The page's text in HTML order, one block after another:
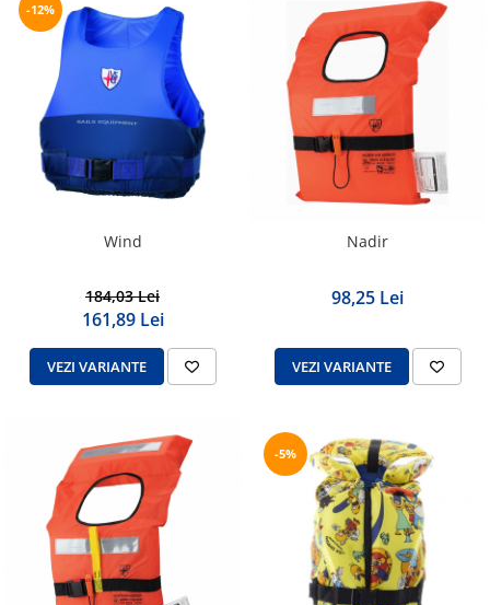
-12%
Wind
184,03 Lei
161,89 Lei
VEZI VARIANTE
Nadir
98,25 Lei
VEZI VARIANTE
-5%